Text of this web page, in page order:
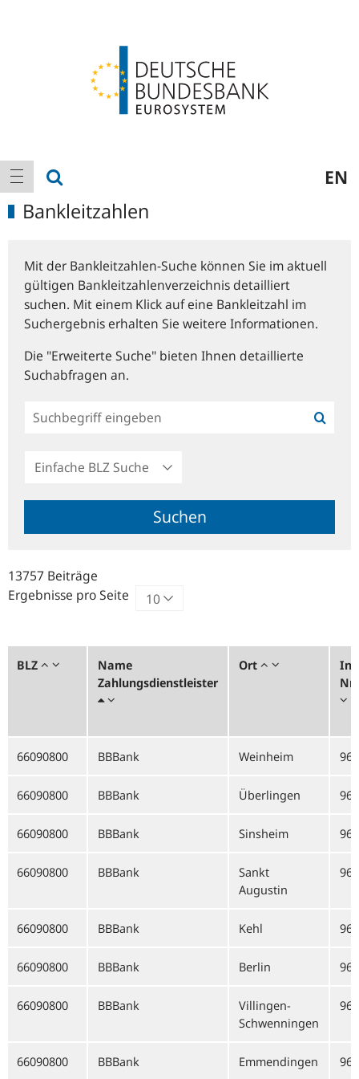
Hauptnavigation
Navigation anzeigen EN
Bankleitzahlen
Mit der Bankleitzahlen-Suche können Sie im aktuell
gültigen Bankleitzahlenverzeichnis detailliert
suchen. Mit einem Klick auf eine Bankleitzahl im
Suchergebnis erhalten Sie weitere Informationen.
Die "Erweiterte Suche" bieten Ihnen detaillierte
Suchabfragen an.
Einfache
Suche
Suchen
13757 Beiträge
Ergebnisse pro Seite
BLZ
Name
Zahlungsdienstleister
Ort
66090800 BBBank Weinheim
66090800 BBBank Überlingen
66090800 BBBank Sinsheim
66090800 BBBank
Sankt
Augustin
66090800 BBBank Kehl
66090800 BBBank Berlin
66090800 BBBank
Villingen-
Schwenningen
66090800 BBBank Emmendingen